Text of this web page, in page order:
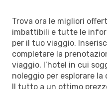
Trova ora le migliori
imbattibili e tutte le
per il tuo viaggio.
completare la
viaggio, l’hotel in cui
noleggio per esplorare
Il tutto a un ottimo